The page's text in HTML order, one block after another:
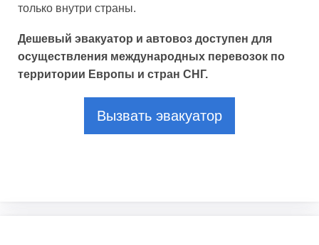
только внутри страны.
Дешевый эвакуатор и автовоз доступен для
осуществления международных перевозок по
территории Европы и стран СНГ.
Вызвать эвакуатор